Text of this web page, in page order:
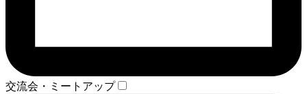
交流会・ミートアップ